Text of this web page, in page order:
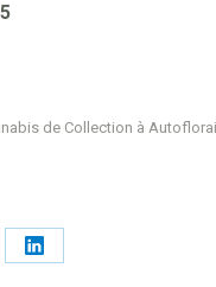
de Collection à
Share